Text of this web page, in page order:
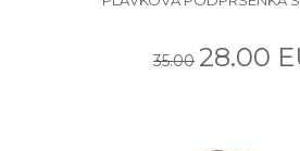
35.00 28.00